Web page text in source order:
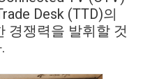
Desk (TTD)의
경쟁력을 발휘할 것